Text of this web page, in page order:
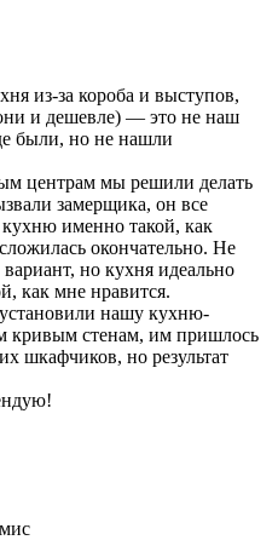
из-за короба и выступов,
и дешевле) — это не наш
были, но не нашли
центрам мы решили делать
замерщика, он все
именно такой, как
окончательно. Не
но кухня идеально
как мне нравится.
нашу кухню-
кривым стенам, им пришлось
шкафчиков, но результат